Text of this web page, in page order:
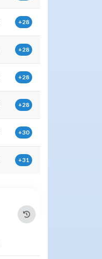
+28
+28
+28
+28
+30
+31